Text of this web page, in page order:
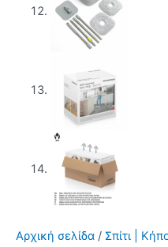
Αρχική σελίδα / Σπίτι |